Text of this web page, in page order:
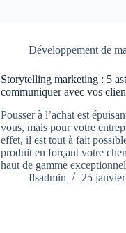
Développement de
Storytelling marketing : 5
communiquer avec vos
Pousser à l’achat est
vous, mais pour votre
effet, il est tout à fait
produit en forçant votre
haut de gamme
flsadmin
25